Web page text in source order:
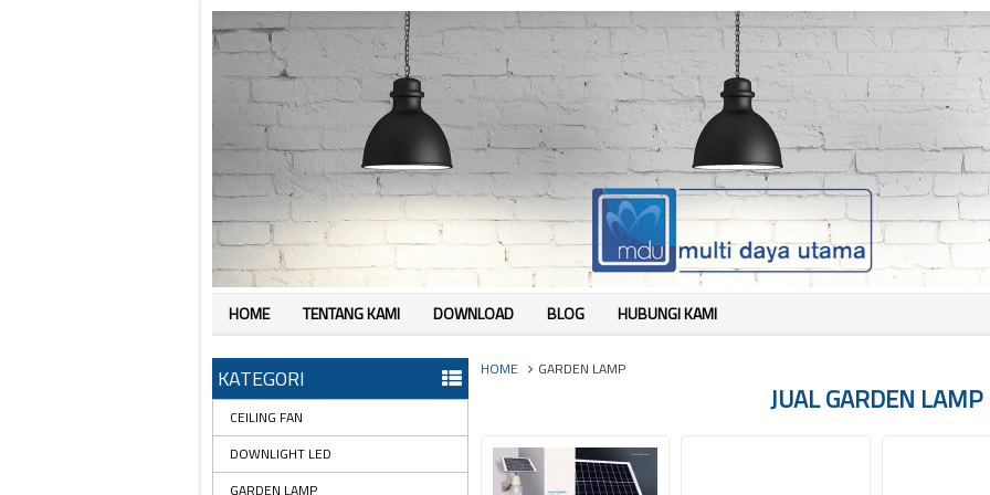
HOME TENTANG KAMI DOWNLOAD BLOG HUBUNGI KAMI
HOME GARDEN LAMP
JUAL GARDEN LAMP
KATEGORI
CEILING FAN
DOWNLIGHT LED
GARDEN LAMP